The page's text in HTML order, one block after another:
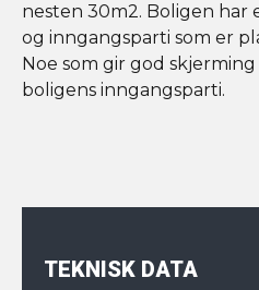
nesten 30m2. Boligen har
og inngangsparti som er
Noe som gir god
boligens inngangsparti.
TEKNISK DATA